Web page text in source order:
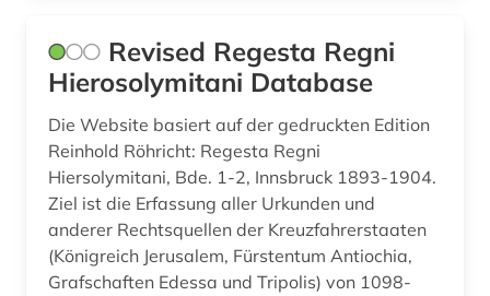
Revised Regesta Regni
Hierosolymitani Database
Die Website basiert auf der gedruckten Edition
Reinhold Röhricht: Regesta Regni
Hiersolymitani, Bde. 1-2, Innsbruck 1893-1904.
Ziel ist die Erfassung aller Urkunden und
anderer Rechtsquellen der Kreuzfahrerstaaten
(Königreich Jerusalem, Fürstentum Antiochia,
Grafschaften Edessa und Tripolis) von 1098-